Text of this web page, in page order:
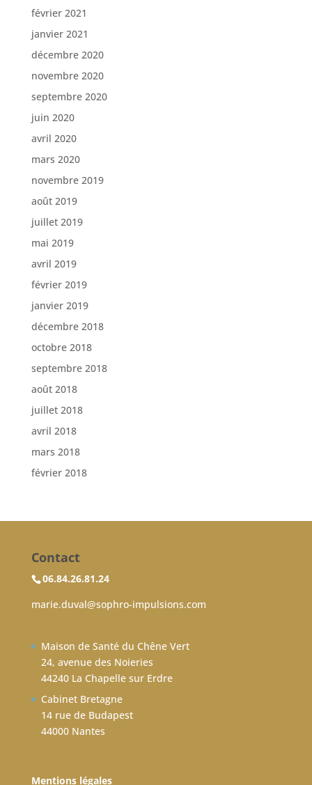
février 2021
janvier 2021
décembre 2020
novembre 2020
septembre 2020
juin 2020
avril 2020
mars 2020
novembre 2019
août 2019
juillet 2019
mai 2019
avril 2019
février 2019
janvier 2019
décembre 2018
octobre 2018
septembre 2018
août 2018
juillet 2018
avril 2018
mars 2018
février 2018
Contact
06.84.26.81.24
marie.duval@sophro-impulsions.com
Maison de Santé du Chêne Vert
24, avenue des Noieries
44240 La Chapelle sur Erdre
Cabinet Bretagne
14 rue de Budapest
44000 Nantes
Mentions légales